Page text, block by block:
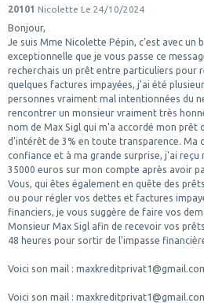
20101 Nicolette Le 24/10/2024
Bonjour,
Je suis Mme Nicolette Pépin, c'est avec un
exceptionnelle que je vous passe ce
recherchais un prêt entre particuliers pour
quelques factures impayées, j'ai été
personnes vraiment mal intentionnées du
rencontrer un monsieur vraiment très
nom de Max Sigl qui m'a accordé mon prêt
d'intérêt de 3% en toute transparence.​ Ma
confiance et à ma grande surprise, j'ai
35000 euros sur mon compte après avoir
Vous, qui êtes également en quête des
ou pour régler vos dettes et factures
financiers, je vous suggère de faire vos
Monsieur Max Sigl afin de recevoir vos
48 heures pour sortir de l'impasse
Voici son mail :
Voici son mail :